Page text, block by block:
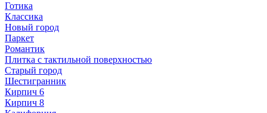
Готика
Классика
Новый город
Паркет
Романтик
Плитка с тактильной поверхностью
Старый город
Шестигранник
Кирпич 6
Кирпич 8